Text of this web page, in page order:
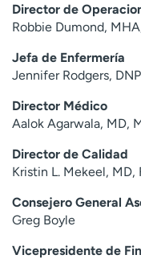
Director de
Robbie Dumond,
Jefa de Enfermería
Jennifer Rodgers,
Director Médico
Aalok Agarwala, MD,
Director de Calidad
Kristin L. Mekeel, MD,
Consejero General
Greg Boyle
Vicepresidente de